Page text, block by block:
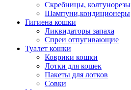
Скребницы, колтунорезы
Шампуни,кондиционеры
Гигиена кошки
Ликвидаторы запаха
Спреи отпугивающие
Туалет кошки
Коврики кошки
Лотки для кошек
Пакеты для лотков
Совки